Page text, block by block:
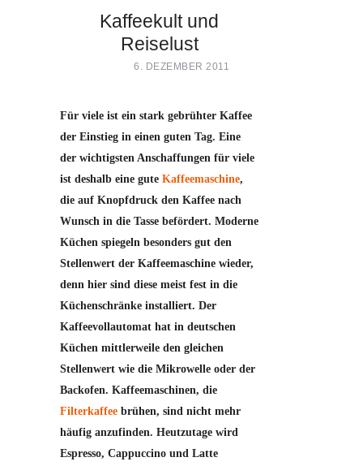
Kaffeekult und
Reiselust
6. DEZEMBER 2011
Für viele ist ein stark gebrühter Kaffee
der Einstieg in einen guten Tag. Eine
der wichtigsten Anschaffungen für viele
ist deshalb eine gute Kaffeemaschine,
die auf Knopfdruck den Kaffee nach
Wunsch in die Tasse befördert. Moderne
Küchen spiegeln besonders gut den
Stellenwert der Kaffeemaschine wieder,
denn hier sind diese meist fest in die
Küchenschränke installiert. Der
Kaffeevollautomat hat in deutschen
Küchen mittlerweile den gleichen
Stellenwert wie die Mikrowelle oder der
Backofen. Kaffeemaschinen, die
Filterkaffee brühen, sind nicht mehr
häufig anzufinden. Heutzutage wird
Espresso, Cappuccino und Latte